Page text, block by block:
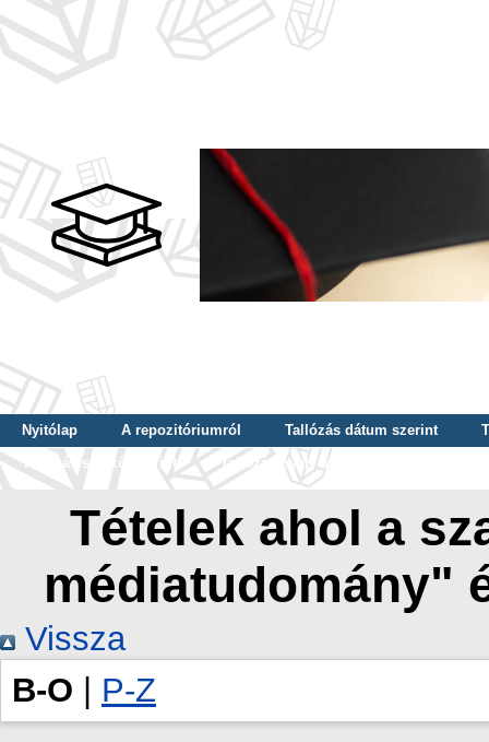
Nyitólap A repozitóriumról Tallózás dátum szerint
Tallózás szerző szerint
Tallózás nyelv szerint
Tételek ahol a
médiatudomány"
Vissza
B-O
P-Z